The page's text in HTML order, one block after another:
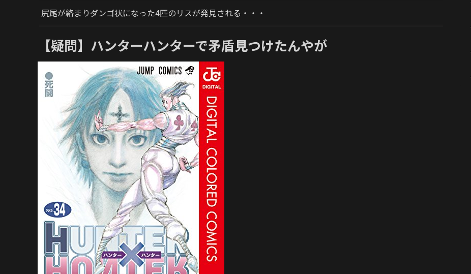
尻尾が絡まりダンゴ状になった4匹のリスが発見される・・・
【疑問】ハンターハンターで矛盾見つけたんやが